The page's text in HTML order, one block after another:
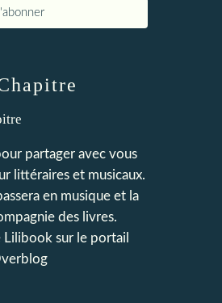
partager avec vous
littéraires et musicaux.
en musique et la
des livres.
Lilibook sur le portail